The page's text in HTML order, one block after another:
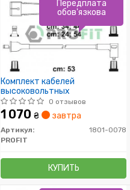
Комплект кабелей
высоковольтных
0 отзывов
1 070 ₴ завтра
Артикул:
1801-0078
PROFIT
КУПИТЬ
Передплата
обов'язкова